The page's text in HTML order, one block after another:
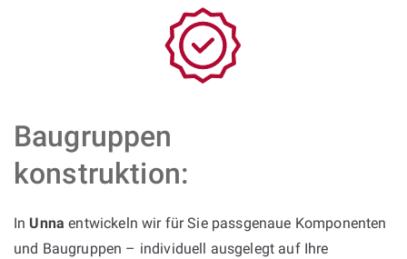
Baugruppen
konstruktion:
In Unna entwickeln wir für Sie passgenaue Komponenten
und Baugruppen – individuell ausgelegt auf Ihre